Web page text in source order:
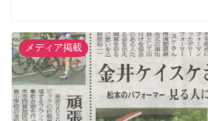
メディア掲載